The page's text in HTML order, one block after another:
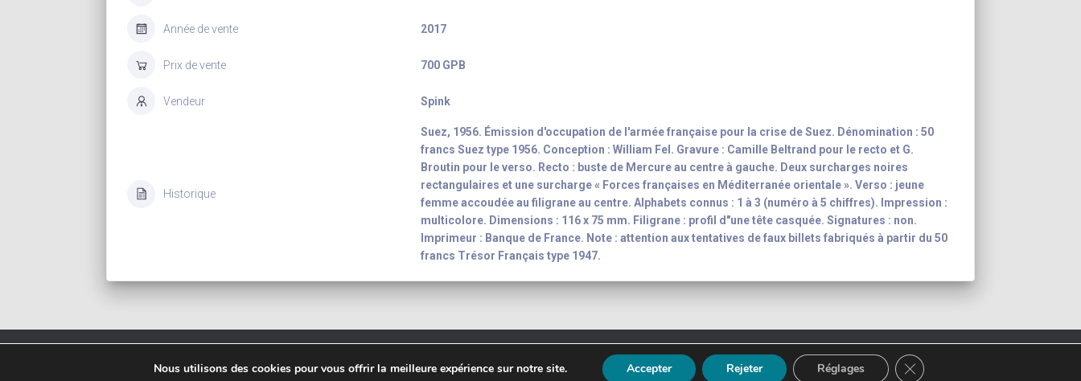
Année de vente 2017
Prix de vente 700 GPB
Vendeur Spink
Historique
Suez, 1956. Émission d'occupation de l'armée française pour la crise de Suez. Dénomination : 50
francs Suez type 1956. Conception : William Fel. Gravure : Camille Beltrand pour le recto et G.
Broutin pour le verso. Recto : buste de Mercure au centre à gauche. Deux surcharges noires
rectangulaires et une surcharge « Forces françaises en Méditerranée orientale ». Verso : jeune
femme accoudée au filigrane au centre. Alphabets connus : 1 à 3 (numéro à 5 chiffres). Impression :
multicolore. Dimensions : 116 x 75 mm. Filigrane : profil d"une tête casquée. Signatures : non.
Imprimeur : Banque de France. Note : attention aux tentatives de faux billets fabriqués à partir du 50
francs Trésor Français type 1947.
Copyright 2003 - 2026 Yann-Noël Hénon banknote inventory For your collection Mentions légales
Nous utilisons des cookies pour vous offrir la meilleure expérience sur notre site. Accepter Rejeter Réglages FERMER LA BANNIÈRE DES